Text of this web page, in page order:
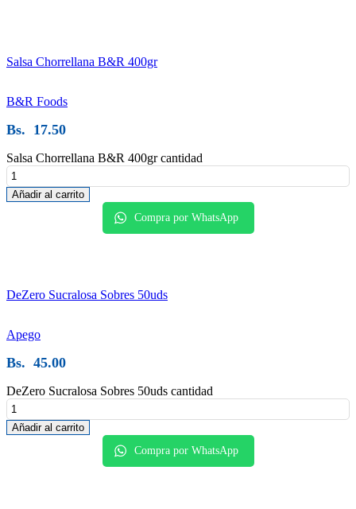
Salsa Chorrellana B&R 400gr
B&R Foods
Bs. 17.50
Salsa Chorrellana B&R 400gr cantidad
Añadir al carrito
Compra por WhatsApp
DeZero Sucralosa Sobres 50uds
Apego
Bs. 45.00
DeZero Sucralosa Sobres 50uds cantidad
Añadir al carrito
Compra por WhatsApp